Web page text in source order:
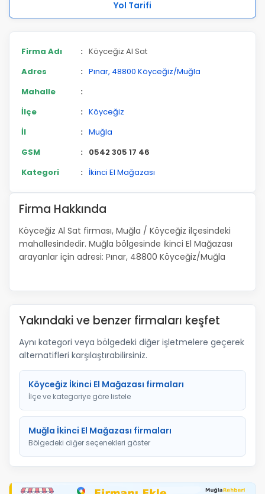
Yol Tarifi
Firma Adı : Köyceğiz Al Sat
Adres
: Pınar, 48800 Köyceğiz/Muğla
Mahalle
:
İlçe
: Köyceğiz
İl
: Muğla
GSM
:
0542 305 17 46
Kategori
: İkinci El Mağazası
Firma Hakkında
Köyceğiz Al Sat firması, Muğla / Köyceğiz ilçesindeki
mahallesindedir. Muğla bölgesinde İkinci El Mağazası
arayanlar için adresi: Pınar, 48800 Köyceğiz/Muğla
Yakındaki ve benzer firmaları keşfet
Aynı kategori veya bölgedeki diğer işletmelere geçerek
alternatifleri karşılaştırabilirsiniz.
Köyceğiz İkinci El Mağazası firmaları
İlçe ve kategoriye göre listele
Muğla İkinci El Mağazası firmaları
Bölgedeki diğer seçenekleri göster